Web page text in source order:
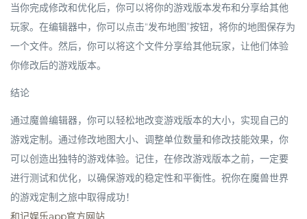
当你完成修改和优化后，你可以将你的游戏版本发布和分享给其他
玩家。在编辑器中，你可以点击“发布地图”按钮，将你的地图保存为
一个文件。然后，你可以将这个文件分享给其他玩家，让他们体验
你修改后的游戏版本。
结论
通过魔兽编辑器，你可以轻松地改变游戏版本的大小，实现自己的
游戏定制。通过修改地图大小、调整单位数量和修改技能效果，你
可以创造出独特的游戏体验。记住，在修改游戏版本之前，一定要
进行测试和优化，以确保游戏的稳定性和平衡性。祝你在魔兽世界
的游戏定制之旅中取得成功！
和记娱乐app官方网站